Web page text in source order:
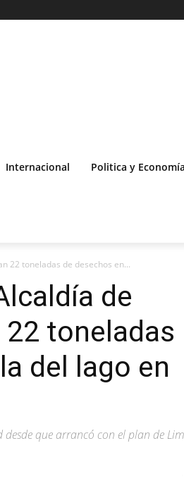
Internacional Politica y Economía
22 toneladas de desechos en...
de
toneladas
del lago en
que arrancó con el plan de